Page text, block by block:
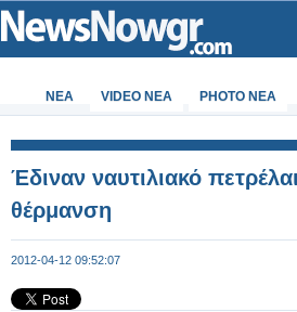
ΝΕΑ VIDEO NEA PHOTO NEA
Έδιναν ναυτιλιακό
θέρμανση
2012-04-12 09:52:07